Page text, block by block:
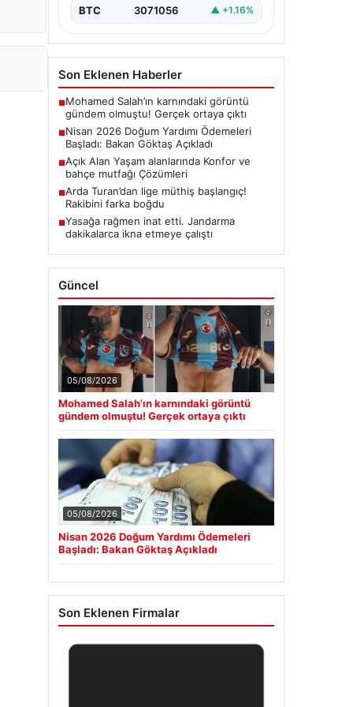
BTC 3071056 ▲ +1.16%
Son Eklenen Haberler
■Mohamed Salah’ın karnındaki görüntü
gündem olmuştu! Gerçek ortaya çıktı
■Nisan 2026 Doğum Yardımı Ödemeleri
Başladı: Bakan Göktaş Açıkladı
■Açık Alan Yaşam alanlarında Konfor ve
bahçe mutfağı Çözümleri
■Arda Turan’dan lige müthiş başlangıç!
Rakibini farka boğdu
■Yasağa rağmen inat etti. Jandarma
dakikalarca ikna etmeye çalıştı
Güncel
05/08/2026
Mohamed Salah’ın karnındaki görüntü
gündem olmuştu! Gerçek ortaya çıktı
05/08/2026
Nisan 2026 Doğum Yardımı Ödemeleri
Başladı: Bakan Göktaş Açıkladı
Son Eklenen Firmalar